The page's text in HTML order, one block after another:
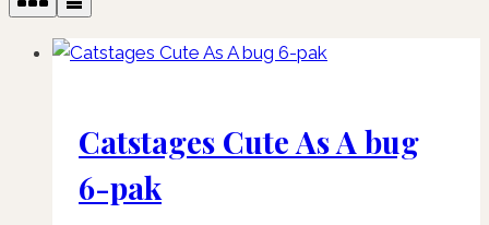
Catstages Cute As A bug
6-pak